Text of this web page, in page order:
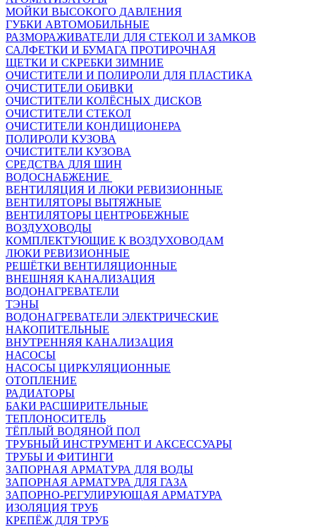
МОЙКИ ВЫСОКОГО ДАВЛЕНИЯ
ГУБКИ АВТОМОБИЛЬНЫЕ
РАЗМОРАЖИВАТЕЛИ ДЛЯ СТЕКОЛ И ЗАМКОВ
САЛФЕТКИ И БУМАГА ПРОТИРОЧНАЯ
ЩЕТКИ И СКРЕБКИ ЗИМНИЕ
ОЧИСТИТЕЛИ И ПОЛИРОЛИ ДЛЯ ПЛАСТИКА
ОЧИСТИТЕЛИ ОБИВКИ
ОЧИСТИТЕЛИ КОЛЁСНЫХ ДИСКОВ
ОЧИСТИТЕЛИ СТЕКОЛ
ОЧИСТИТЕЛИ КОНДИЦИОНЕРА
ПОЛИРОЛИ КУЗОВА
ОЧИСТИТЕЛИ КУЗОВА
СРЕДСТВА ДЛЯ ШИН
ВОДОСНАБЖЕНИЕ
ВЕНТИЛЯЦИЯ И ЛЮКИ РЕВИЗИОННЫЕ
ВЕНТИЛЯТОРЫ ВЫТЯЖНЫЕ
ВЕНТИЛЯТОРЫ ЦЕНТРОБЕЖНЫЕ
ВОЗДУХОВОДЫ
КОМПЛЕКТУЮЩИЕ К ВОЗДУХОВОДАМ
ЛЮКИ РЕВИЗИОННЫЕ
РЕШЁТКИ ВЕНТИЛЯЦИОННЫЕ
ВНЕШНЯЯ КАНАЛИЗАЦИЯ
ВОДОНАГРЕВАТЕЛИ
ТЭНЫ
ВОДОНАГРЕВАТЕЛИ ЭЛЕКТРИЧЕСКИЕ
НАКОПИТЕЛЬНЫЕ
ВНУТРЕННЯЯ КАНАЛИЗАЦИЯ
НАСОСЫ
НАСОСЫ ЦИРКУЛЯЦИОННЫЕ
ОТОПЛЕНИЕ
РАДИАТОРЫ
БАКИ РАСШИРИТЕЛЬНЫЕ
ТЕПЛОНОСИТЕЛЬ
ТЁПЛЫЙ ВОДЯНОЙ ПОЛ
ТРУБНЫЙ ИНСТРУМЕНТ И АКСЕССУАРЫ
ТРУБЫ И ФИТИНГИ
ЗАПОРНАЯ АРМАТУРА ДЛЯ ВОДЫ
ЗАПОРНАЯ АРМАТУРА ДЛЯ ГАЗА
ЗАПОРНО-РЕГУЛИРУЮЩАЯ АРМАТУРА
ИЗОЛЯЦИЯ ТРУБ
КРЕПЁЖ ДЛЯ ТРУБ